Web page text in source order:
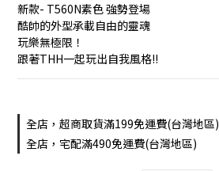
新款- T560N素色 強勢登場
酷帥的外型承載自由的靈魂
玩樂無極限！
跟著THH一起玩出自我風格!!
全店，超商取貨滿199免運費(台灣地區)
全店，宅配滿490免運費(台灣地區)